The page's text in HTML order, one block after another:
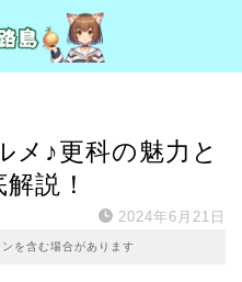
メ♪更科の魅力と
説！
2024年6月21日
を含む場合があります